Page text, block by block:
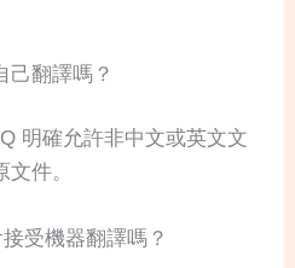
己翻譯嗎？
明確允許非中文或英文文
件。
受機器翻譯嗎？